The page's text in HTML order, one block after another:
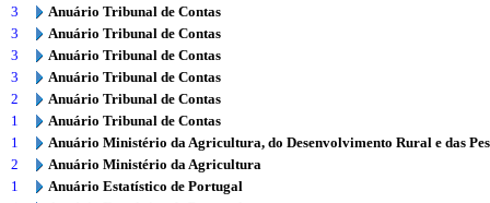
3
Anuário Tribunal de Contas
3
Anuário Tribunal de Contas
3
Anuário Tribunal de Contas
3
Anuário Tribunal de Contas
2
Anuário Tribunal de Contas
1
Anuário Tribunal de Contas
1
Anuário Ministério da Agricultura, do Desenvolvimento Rural e das
2
Anuário Ministério da Agricultura
1
Anuário Estatístico de Portugal